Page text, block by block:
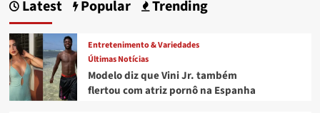
Latest Popular Trending
Entretenimento & Variedades
Últimas Notícias
Modelo diz que Vini Jr. também
flertou com atriz pornô na Espanha